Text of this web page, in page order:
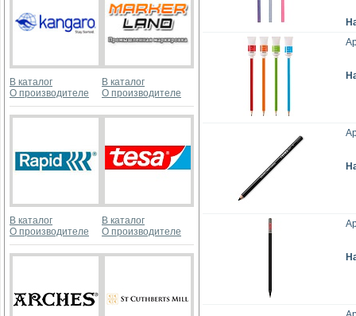
В каталог
О производителе
В каталог
О производителе
В каталог
О производителе
В каталог
О производителе